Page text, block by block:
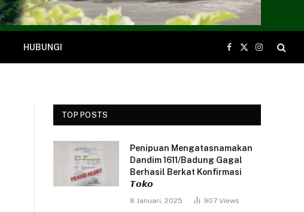
HUBUNGI
Facebook
X
(Twitter)
Instagram
TOP POSTS
Penipuan Mengatasnamakan
Dandim 1611/Badung Gagal
Berhasil Berkat Konfirmasi
𝙏𝙤𝙠𝙤
8 Januari, 2025 907 Views